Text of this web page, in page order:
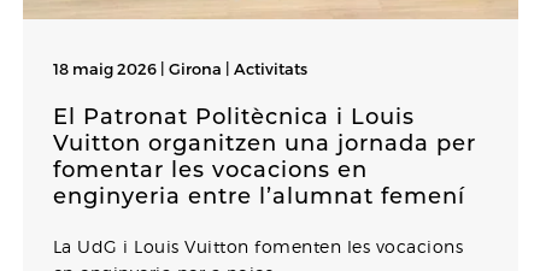
18 maig 2026 | Girona | Activitats
El Patronat Politècnica i Louis
Vuitton organitzen una jornada per
fomentar les vocacions en
enginyeria entre l’alumnat femení
La UdG i Louis Vuitton fomenten les vocacions